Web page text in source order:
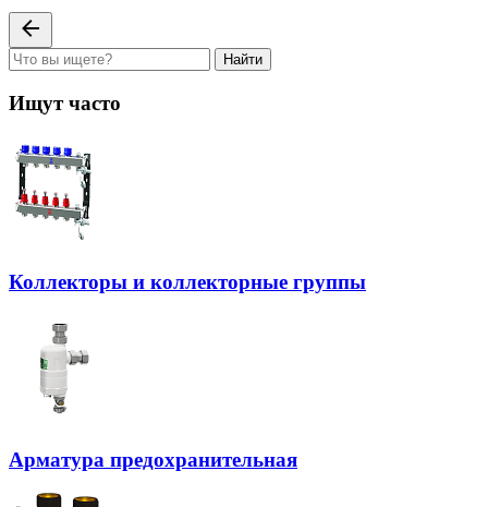
Найти
Ищут часто
Коллекторы и коллекторные группы
Арматура предохранительная